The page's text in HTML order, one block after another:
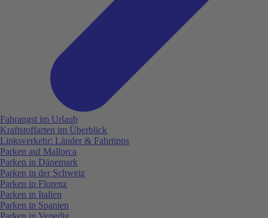
Fahrangst im Urlaub
Kraftstoffarten im Überblick
Linksverkehr: Länder & Fahrtipps
Parken auf Mallorca
Parken in Dänemark
Parken in der Schweiz
Parken in Florenz
Parken in Italien
Parken in Spanien
Parken in Venedig